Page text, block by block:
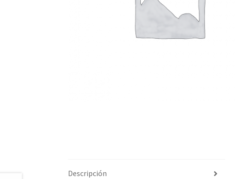
Descripción